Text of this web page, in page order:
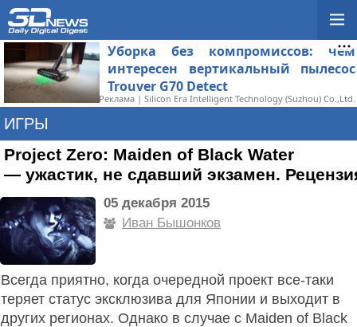
Уборка без компромиссов: чем
интересен вертикальный пылесос
Trouver G70 Detect
Реклама | Silicon Era Intelligent Technology (Suzhou) Co.,Ltd.
ИГРЫ
Project Zero: Maiden of Black Water
— ужастик, не сдавший экзамен.
05 декабря 2015
Иван Бышонков
Всегда приятно, когда очередной проект все-таки
теряет статус эксклюзива для Японии и выходит в
других регионах. Однако в случае с Maiden of Black